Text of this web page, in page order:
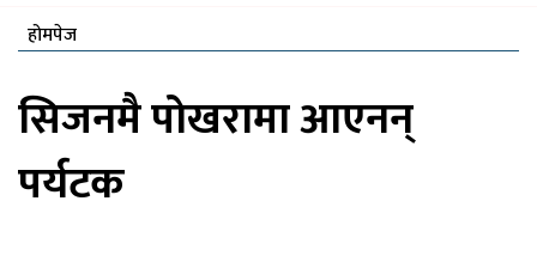
होमपेज
सिजनमै पोखरामा आएनन्
पर्यटक